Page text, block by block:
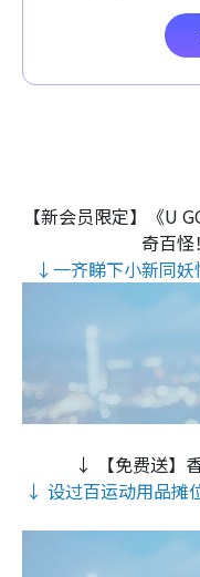
【新会员限定】《U
奇百怪
↓一齐睇下小新同
↓ 【免费送】
↓ 设过百运动用品摊